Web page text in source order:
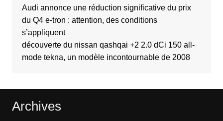
Audi annonce une réduction significative du prix
du Q4 e-tron : attention, des conditions
s’appliquent
découverte du nissan qashqai +2 2.0 dCi 150 all-
mode tekna, un modèle incontournable de 2008
Archives